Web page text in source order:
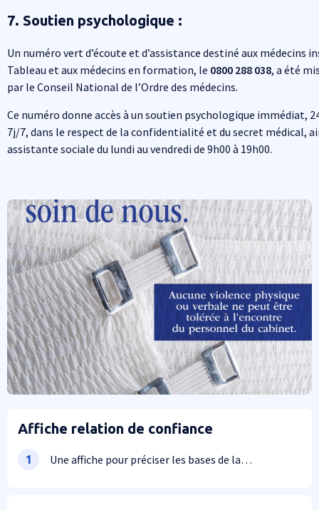
7. Soutien psychologique :
Un numéro vert d’écoute et d’assistance destiné aux médecins
Tableau et aux médecins en formation, le 0800 288 038, a été
par le Conseil National de l’Ordre des médecins.
Ce numéro donne accès à un soutien psychologique immédiat,
7j/7, dans le respect de la confidentialité et du secret médical,
assistante sociale du lundi au vendredi de 9h00 à 19h00.
Affiche relation de confiance
1
Une affiche pour préciser les bases de la